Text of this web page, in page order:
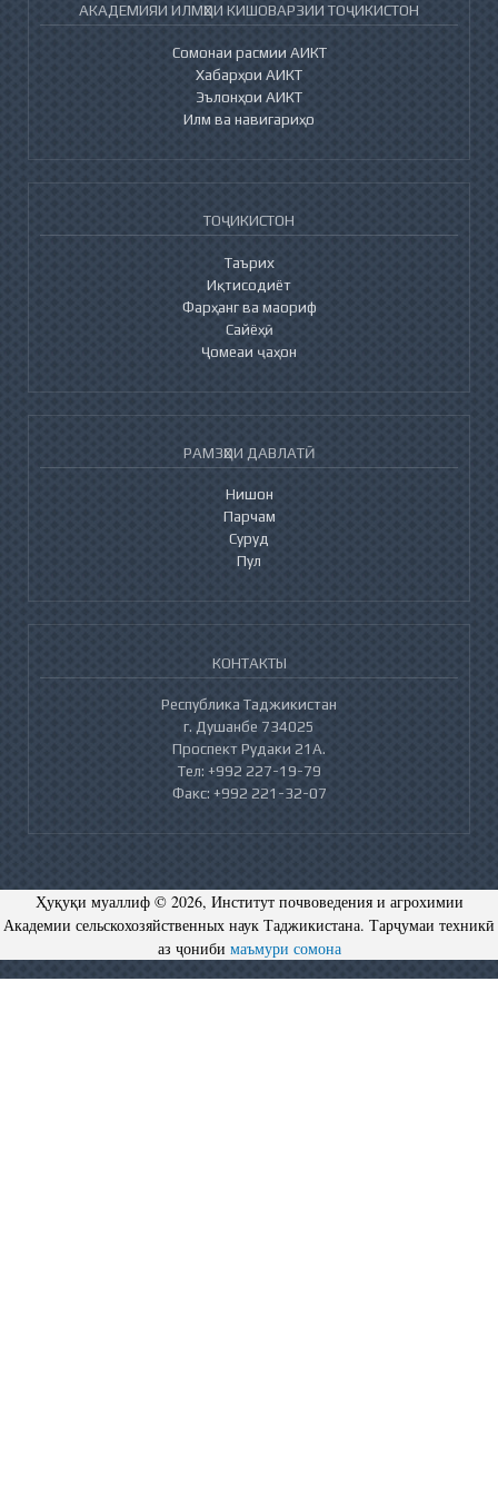
АКАДЕМИЯИ ИЛМҲОИ КИШОВАРЗИИ ТОҶИКИСТОН
Сомонаи расмии АИКТ
Хабарҳои АИКТ
Эълонҳои АИКТ
Илм ва навигариҳо
ТОҶИКИСТОН
Таърих
Иқтисодиёт
Фарҳанг ва маориф
Сайёҳӣ
Ҷомеаи ҷаҳон
РАМЗҲОИ ДАВЛАТӢ
Нишон
Парчам
Суруд
Пул
КОНТАКТЫ
Республика Таджикистан
г. Душанбе 734025
Проспект Рудаки 21А.
Тел: +992 227-19-79
Факс: +992 221-32-07
Ҳуқуқи муаллиф © 2026, Институт почвоведения и агрохимии
Академии сельскохозяйственных наук Таджикистана. Тарҷумаи техникӣ
аз ҷониби маъмури сомона